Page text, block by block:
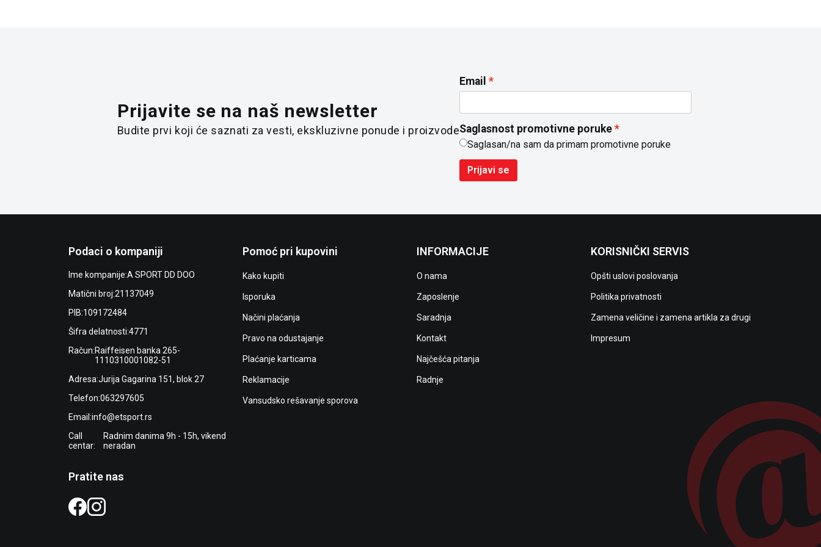
Prijavite se na naš newsletter
Budite prvi koji će saznati za vesti, ekskluzivne ponude i proizvode
Email
Saglasnost promotivne poruke
Saglasan/na sam da primam promotivne poruke
Prijavi se
Podaci o kompaniji
Ime kompanije:A SPORT DD DOO
Matični broj:21137049
PIB:109172484
Šifra delatnosti:4771
Račun:Raiffeisen banka 265-
1110310001082-51
Adresa:Jurija Gagarina 151, blok 27
Telefon:063297605
Email:info@etsport.rs
Call
centar:
Radnim danima 9h - 15h, vikend
neradan
Pomoć pri kupovini
Kako kupiti
Isporuka
Načini plaćanja
Pravo na odustajanje
Plaćanje karticama
Reklamacije
Vansudsko rešavanje sporova
INFORMACIJE
O nama
Zaposlenje
Saradnja
Kontakt
Najčešća pitanja
Radnje
KORISNIČKI SERVIS
Opšti uslovi poslovanja
Politika privatnosti
Zamena veličine i zamena artikla za drugi
Impresum
Pratite nas